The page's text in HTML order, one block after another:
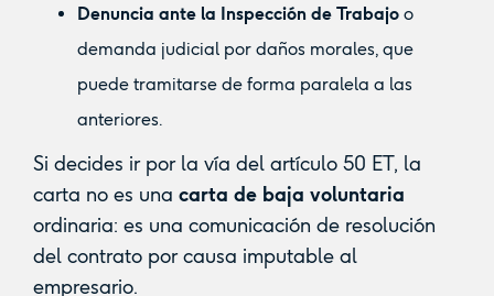
Denuncia ante la Inspección de Trabajoo
demanda judicial por daños morales, que
puede tramitarse de forma paralela a las
anteriores.
Si decides ir por la vía del artículo 50 ET, la
carta no es una carta de baja voluntaria
ordinaria: es una comunicación de resolución
del contrato por causa imputable al
empresario.